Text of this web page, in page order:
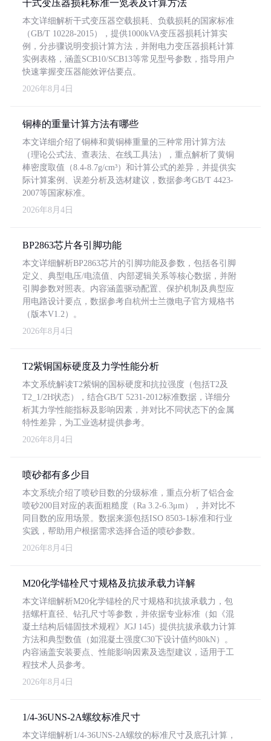
干式变压器损耗标准一览表及计算方法
本文详细解析干式变压器空载损耗、负载损耗的国家标准
（GB/T 10228-2015），提供1000kVA变压器损耗计算实
例，分步骤说明变损计算方法，并附电力变压器损耗计算
实例表格，涵盖SCB10/SCB13等常见型号参数，指导用户
快速掌握变压器能效评估要点。
2026年8月4日
铜棒的重量计算方法有哪些
本文详细介绍了铜棒和黄铜棒重量的三种常用计算方法
（理论公式法、查表法、在线工具法），重点解析了黄铜
棒密度取值（8.4-8.7g/cm³）和计算公式的差异，并提供实
际计算案例、误差分析及选材建议，数据参考GB/T 4423-
2007等国家标准。
2026年8月4日
BP2863芯片各引脚功能
本文详细解析BP2863芯片的引脚功能及参数，包括各引脚
定义、典型电压/电流值、内部逻辑关系等核心数据，并附
引脚参数对照表。内容涵盖驱动配置、保护机制及典型应
用电路设计要点，数据参考自杭州士兰微电子官方规格书
（版本V1.2）。
2026年8月4日
T2紫铜国标硬度及力学性能分析
本文系统解读T2紫铜的国标硬度和抗拉强度（包括T2及
T2_1/2H状态），结合GB/T 5231-2012标准数据，详细分
析其力学性能指标及影响因素，并对比不同状态下的金属
特性差异，为工业选材提供参考。
2026年8月4日
喷砂都有多少目
本文系统介绍了喷砂目数的分级标准，重点分析了铝合金
喷砂200目对应的表面粗糙度（Ra 3.2-6.3μm），并对比不
同目数的应用场景。数据来源包括ISO 8503-1标准和行业
实践，帮助用户根据需求选择合适的喷砂参数。
2026年8月4日
M20化学锚栓尺寸规格及抗拔承载力详解
本文详细解析M20化学锚栓的尺寸规格和抗拔承载力，包
括螺杆直径、钻孔尺寸等参数，并依据专业标准（如《混
凝土结构后锚固技术规程》JGJ 145）提供抗拔承载力计算
方法和典型数值（如混凝土强度C30下设计值约80kN）。
内容涵盖安装要点、性能影响因素及选型建议，适用于工
程技术人员参考。
2026年8月4日
1/4-36UNS-2A螺纹标准尺寸
本文详细解析1/4-36UNS-2A螺纹的标准尺寸及底孔计算，